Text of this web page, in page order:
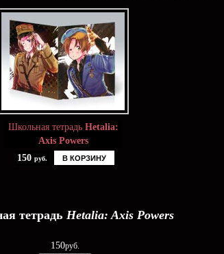
Школьная тетрадь Hetalia:
Axis Powers
150 руб. В КОРЗИНУ
тетрадь Hetalia: Axis Powers
150руб.